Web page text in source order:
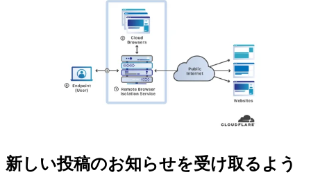
新しい投稿のお知らせを受け取るよう